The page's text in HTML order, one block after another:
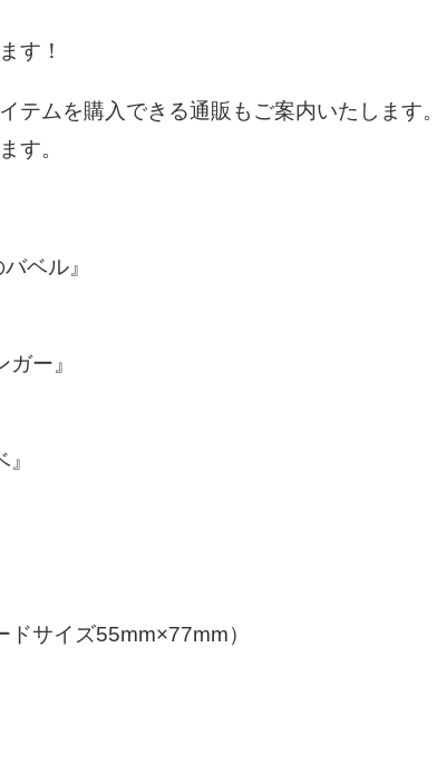
す！
テムを購入できる通販もご案内いたします。
す。
ベル』
ー』
サイズ55mm×77mm）